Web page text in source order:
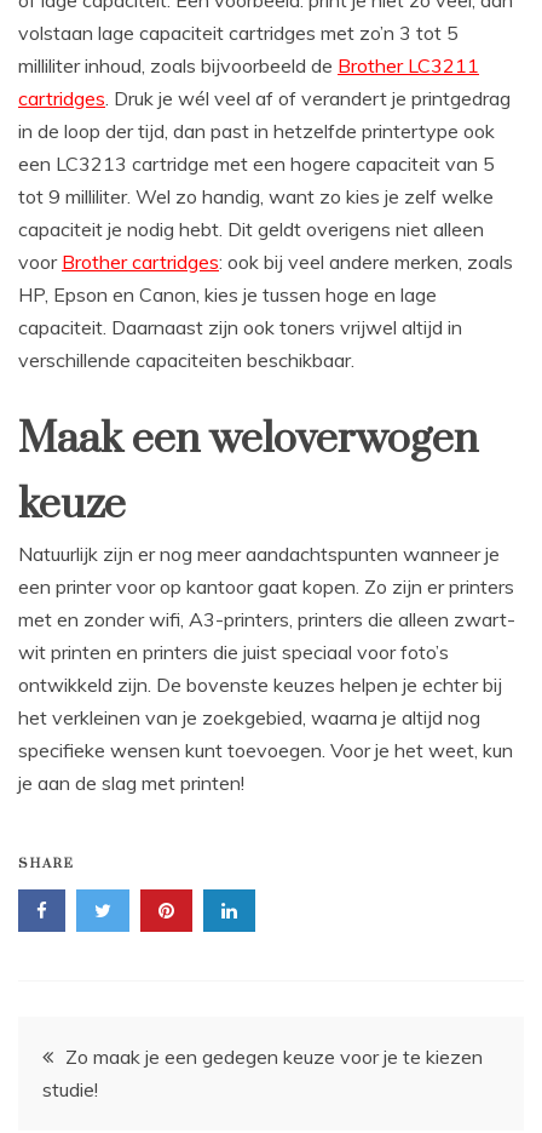
volstaan lage capaciteit cartridges met zo’n 3 tot 5
milliliter inhoud, zoals bijvoorbeeld de Brother LC3211
cartridges . Druk je wél veel af of verandert je printgedrag
in de loop der tijd, dan past in hetzelfde printertype ook
een LC3213 cartridge met een hogere capaciteit van 5
tot 9 milliliter. Wel zo handig, want zo kies je zelf welke
capaciteit je nodig hebt. Dit geldt overigens niet alleen
voor Brother cartridges: ook bij veel andere merken, zoals
HP, Epson en Canon, kies je tussen hoge en lage
capaciteit. Daarnaast zijn ook toners vrijwel altijd in
verschillende capaciteiten beschikbaar.
Maak een weloverwogen
keuze
Natuurlijk zijn er nog meer aandachtspunten wanneer je
een printer voor op kantoor gaat kopen. Zo zijn er printers
met en zonder wifi, A3-printers, printers die alleen zwart-
wit printen en printers die juist speciaal voor foto’s
ontwikkeld zijn. De bovenste keuzes helpen je echter bij
het verkleinen van je zoekgebied, waarna je altijd nog
specifieke wensen kunt toevoegen. Voor je het weet, kun
je aan de slag met printen!
SHARE
Bericht
navigatie
Zo maak je een gedegen keuze voor je te kiezen
studie!